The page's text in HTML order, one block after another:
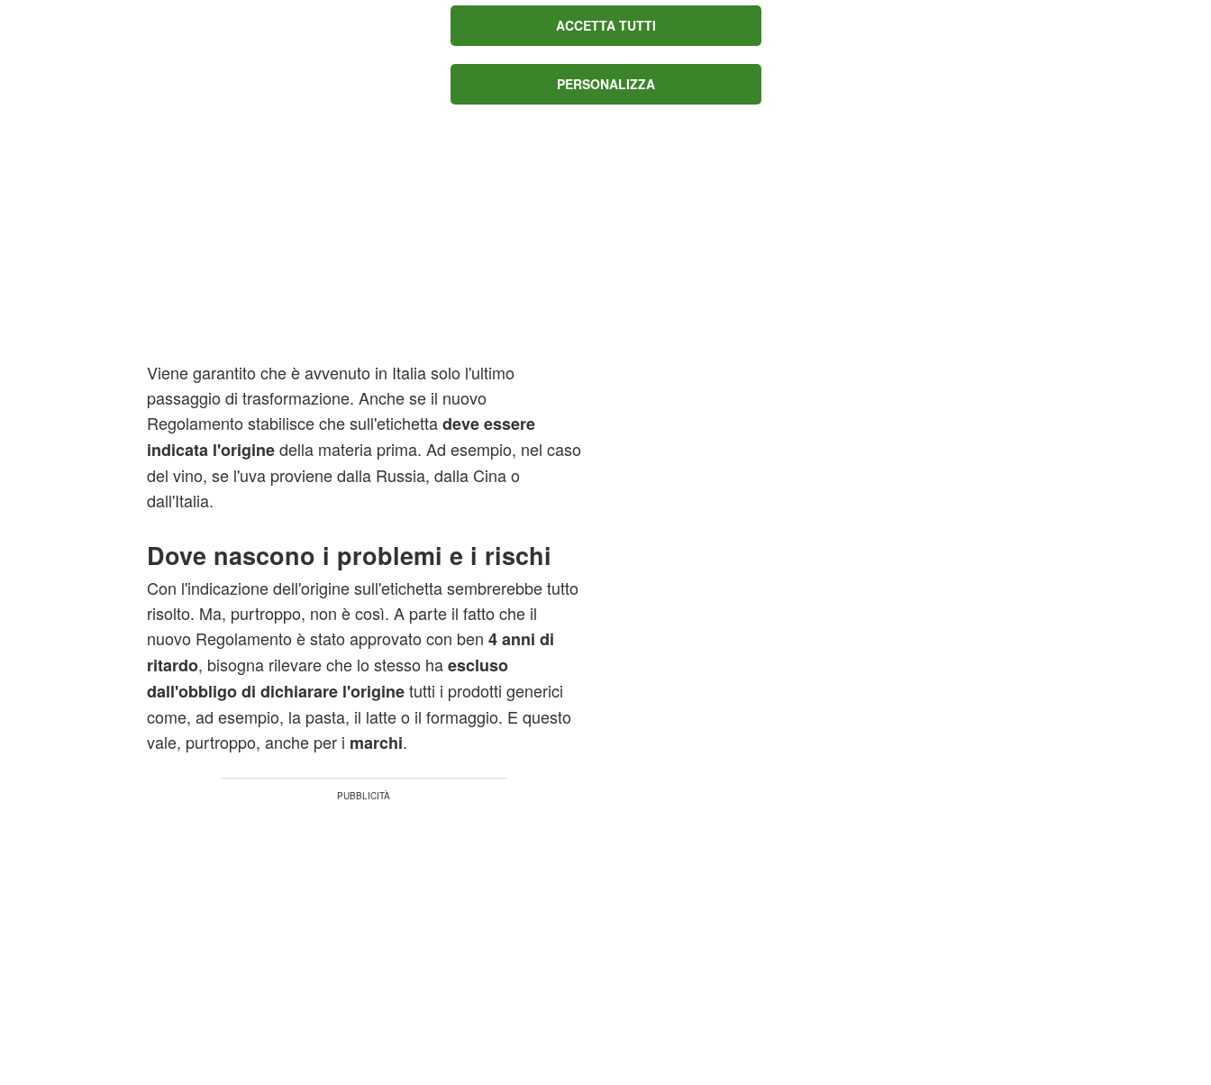
siano avvenuti in Italia.
Viene garantito che è avvenuto in Italia solo l'ultimo
passaggio di trasformazione. Anche se il nuovo
Regolamento stabilisce che sull'etichettadeve essere
indicata l'originedella materia prima. Ad esempio, nel caso
del vino, se l'uva proviene dalla Russia, dalla Cina o
dall'Italia.
Dove nascono i problemi e i rischi
Con l'indicazione dell'origine sull'etichetta sembrerebbe tutto
risolto. Ma, purtroppo, non è così. A parte il fatto che il
nuovo Regolamento è stato approvato con ben 4 anni di
ritardo, bisogna rilevare che lo stesso haescluso
dall'obbligo di dichiarare l'originetutti i prodotti generici
come, ad esempio, la pasta, il latte o il formaggio. E questo
vale, purtroppo, anche per i marchi.
ACCETTA TUTTI
PERSONALIZZA